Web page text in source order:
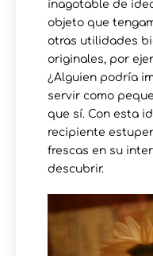
inagotable de
objeto que
otras utilidades
originales, por
¿Alguien podría
servir como
que sí. Con esta
recipiente
frescas en su
descubrir.